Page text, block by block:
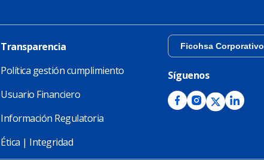
Transparencia
Política gestión cumplimiento
Usuario Financiero
Información Regulatoria
Ética | Integridad
Ficohsa Corporativo
Síguenos